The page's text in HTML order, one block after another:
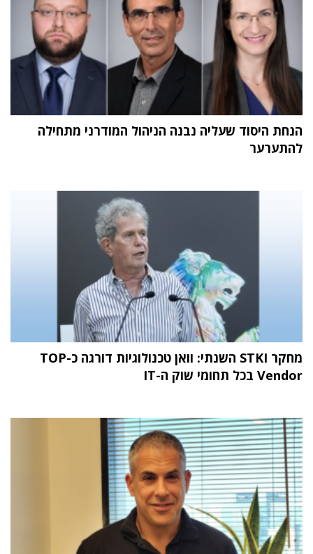
הנחת היסוד שעליה נבנה הניהול המודרני מתחילה
להתערער
מחקר STKI השנתי: וואן טכנולוגיות דורגה כ-TOP
Vendor בכל תחומי שוק ה-IT